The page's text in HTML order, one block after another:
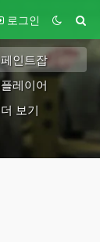
로그인
페인트잡
플레이어
더 보기